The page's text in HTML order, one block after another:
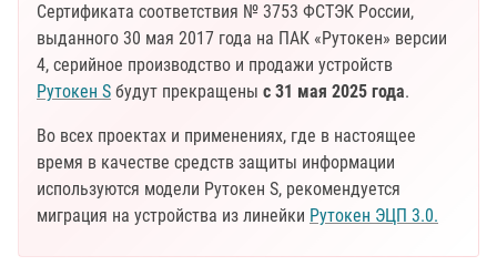
Сертификата соответствия № 3753 ФСТЭК России,
выданного 30 мая 2017 года на ПАК «Рутокен» версии
4, серийное производство и продажи устройств
Рутокен S будут прекращены с 31 мая 2025 года.
Во всех проектах и применениях, где в настоящее
время в качестве средств защиты информации
используются модели Рутокен S, рекомендуется
миграция на устройства из линейки Рутокен ЭЦП 3.0.